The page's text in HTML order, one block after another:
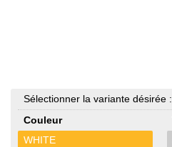
Sélectionner la variante désirée :
Couleur
WHITE